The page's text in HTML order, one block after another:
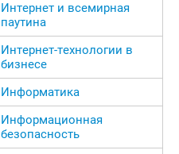
Интернет и всемирная
паутина
Интернет-технологии в
бизнесе
Информатика
Информационная
безопасность